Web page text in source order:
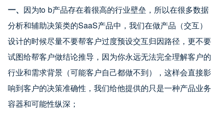
一、 因为to b产品存在着很高的行业壁垒，所以在很多数据
分析和辅助决策类的SaaS产品中，我们在做产品（交互）
设计的时候尽量不要帮客户过度预设交互归因路径，更不要
试图给帮客户做结论推导，因为你永远无法完全理解客户的
行业和需求背景（可能客户自己都做不到），这样会直接影
响到客户的决策准确性，我们给他提供的只是一种产品业务
容器和可能性纵深；